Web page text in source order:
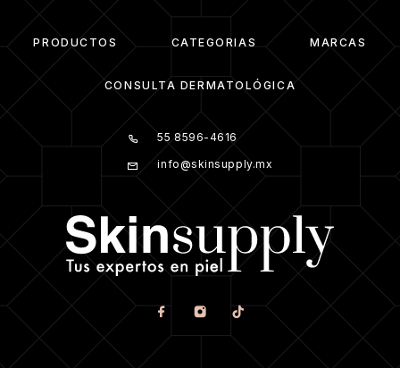
PRODUCTOS CATEGORIAS MARCAS
CONSULTA DERMATOLÓGICA
55 8596-4616
info@skinsupply.mx